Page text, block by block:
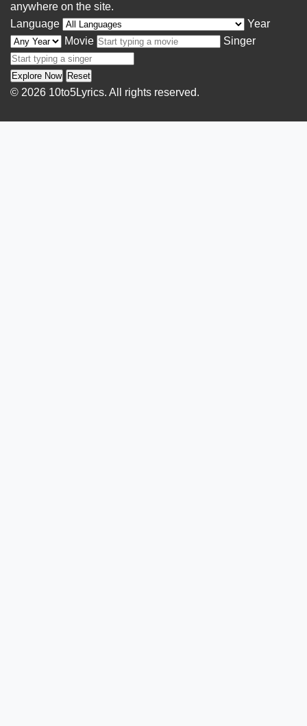
anywhere on the site.
Language
Year
Movie
Singer
Explore Now Reset
© 2026 10to5Lyrics. All rights reserved.